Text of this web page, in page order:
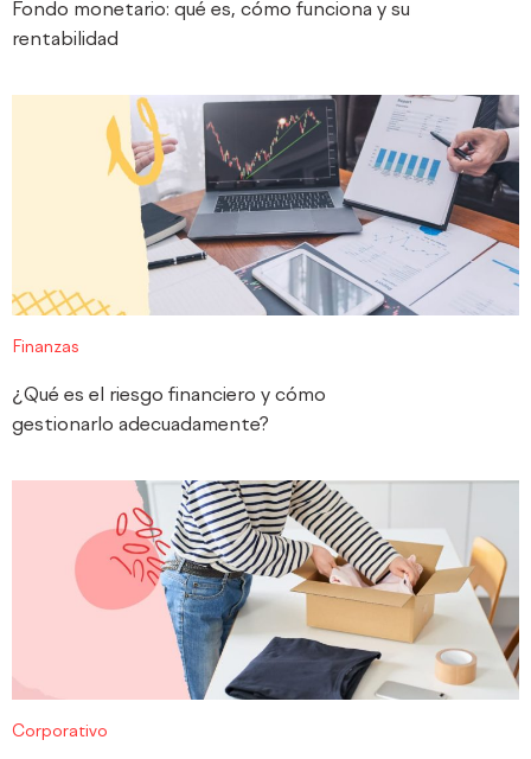
Fondo monetario: qué es, cómo funciona y su
rentabilidad
Finanzas
¿Qué es el riesgo financiero y cómo
gestionarlo adecuadamente?
Corporativo